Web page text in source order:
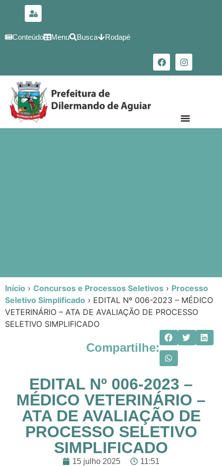
conteúdo
Conteúdo Menu Busca Rodapé
Início › Concursos e Processos Seletivos › Processo
Seletivo Simplificado › EDITAL Nº 006-2023 – MÉDICO
VETERINÁRIO – ATA DE AVALIAÇÃO DE PROCESSO
SELETIVO SIMPLIFICADO
Compartilhe:
EDITAL Nº 006-2023 –
MÉDICO VETERINÁRIO –
ATA DE AVALIAÇÃO DE
PROCESSO SELETIVO
SIMPLIFICADO
15 julho 2025 11:51